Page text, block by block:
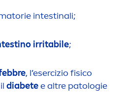
intestinali;
irritabile;
, l’esercizio fisico
diabetee altre patologie